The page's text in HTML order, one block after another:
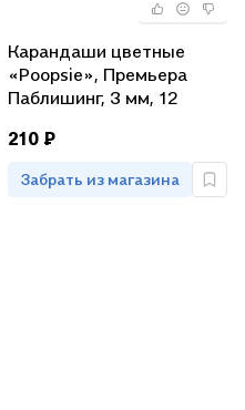
Карандаши цветные
«Poopsie», Премьера
Паблишинг, 3 мм, 12
210 ₽
Забрать из магазина